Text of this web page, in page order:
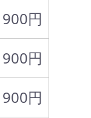
900円
900円
900円